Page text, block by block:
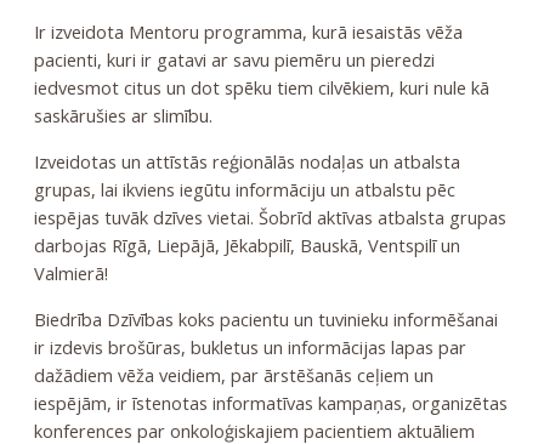
Ir izveidota Mentoru programma, kurā iesaistās vēža
pacienti, kuri ir gatavi ar savu piemēru un pieredzi
iedvesmot citus un dot spēku tiem cilvēkiem, kuri nule kā
saskārušies ar slimību.
Izveidotas un attīstās reģionālās nodaļas un atbalsta
grupas, lai ikviens iegūtu informāciju un atbalstu pēc
iespējas tuvāk dzīves vietai. Šobrīd aktīvas atbalsta grupas
darbojas Rīgā, Liepājā, Jēkabpilī, Bauskā, Ventspilī un
Valmierā!
Biedrība Dzīvības koks pacientu un tuvinieku informēšanai
ir izdevis brošūras, bukletus un informācijas lapas par
dažādiem vēža veidiem, par ārstēšanās ceļiem un
iespējām, ir īstenotas informatīvas kampaņas, organizētas
konferences par onkoloģiskajiem pacientiem aktuāliem